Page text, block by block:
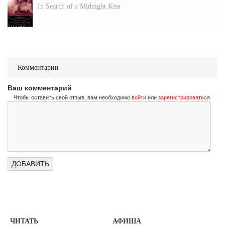
In Search of a Midnight Kiss
Комментарии
Ваш комментарий
Чтобы оставить свой отзыв, вам необходимо войти или зарегистрироваться
ЧИТАТЬ АФИША